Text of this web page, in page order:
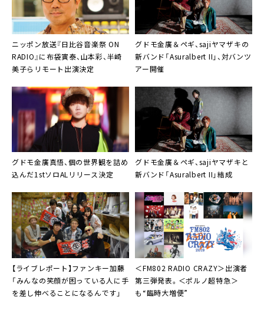
ニッポン放送『日比谷音楽祭 ON
RADIO 』に布袋寅泰、 山本彩、 半崎
美子らリモート出演決定
グドモ金廣＆ペギ、sajiヤマザキの
新バンド 「Asuralbert II」 、対バンツ
アー開催
グドモ金廣真悟、個の世界観を詰め
込んだ1stソロALリリース決定
グドモ金廣＆ペギ、 sajiヤマザキと
新バンド「Asuralbert II 」結成
【ライブレポート】ファンキー加藤
「みんなの笑顔が困っている人に手
を差し伸べることになるんです」
＜FM802 RADIO CRAZY＞出演者
第三弾発表。＜ポルノ超特急＞
も“臨時大増便”